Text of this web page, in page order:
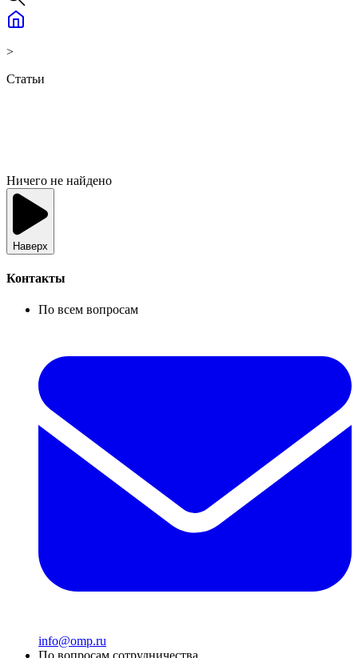
>
Статьи
Ничего не найдено
Наверх
Контакты
По всем вопросам
info@omp.ru